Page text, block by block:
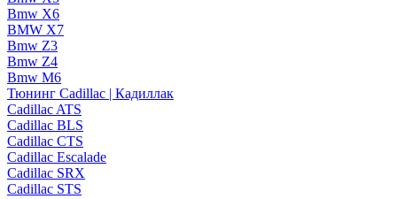
Bmw X6
BMW X7
Bmw Z3
Bmw Z4
Bmw М6
Тюнинг Cadillac | Кадиллак
Cadillac ATS
Cadillac BLS
Cadillac CTS
Cadillac Escalade
Cadillac SRX
Cadillac STS